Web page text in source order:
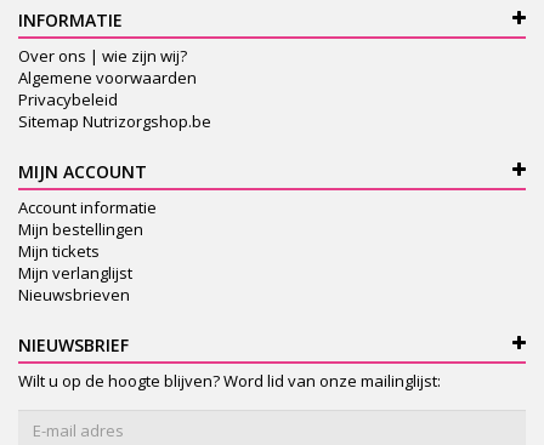
INFORMATIE
Over ons | wie zijn wij?
Algemene voorwaarden
Privacybeleid
Sitemap Nutrizorgshop.be
MIJN ACCOUNT
Account informatie
Mijn bestellingen
Mijn tickets
Mijn verlanglijst
Nieuwsbrieven
NIEUWSBRIEF
Wilt u op de hoogte blijven? Word lid van onze mailinglijst: